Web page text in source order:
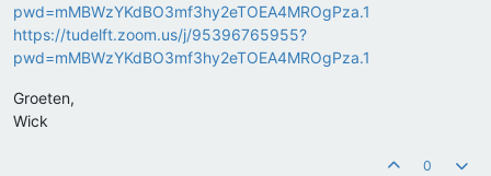
pwd=mMBWzYKdBO3mf3hy2eTOEA4MROgPza.1
https://tudelft.zoom.us/j/95396765955?
pwd=mMBWzYKdBO3mf3hy2eTOEA4MROgPza.1
Groeten,
Wick
0